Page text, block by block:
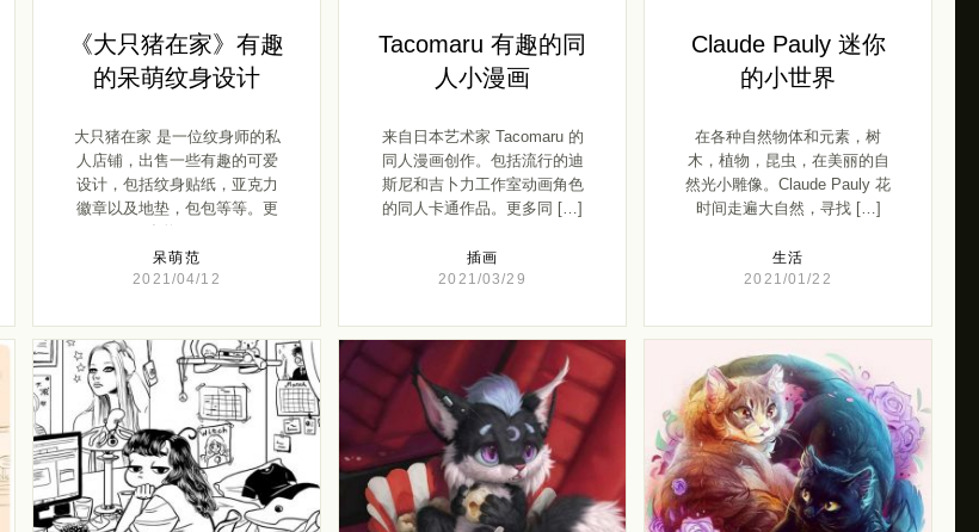
《大只猪在家》有趣
的呆萌纹身设计
大只猪在家 是一位纹身师的私
人店铺，出售一些有趣的可爱
设计，包括纹身贴纸，亚克力
徽章以及地垫，包包等等。更
呆萌范
2021/04/12
Tacomaru 有趣的同
人小漫画
来自日本艺术家 Tacomaru 的
同人漫画创作。包括流行的迪
斯尼和吉卜力工作室动画角色
的同人卡通作品。更多同 […]
插画
2021/03/29
Claude Pauly 迷你
的小世界
在各种自然物体和元素，树
木，植物，昆虫，在美丽的自
然光小雕像。Claude Pauly 花
时间走遍大自然，寻找 […]
生活
2021/01/22